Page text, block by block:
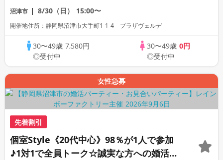
活パーティー
沼津市 8/30（日） 15:00〜
開催地住所：静岡県沼津市大手町1-1-4 プラザヴェルデ
30〜49歳 7,580円
◎受付中
30〜49歳 0円
◎受付中
女性急募
先着割引
個室Style《20代中心》98％が1人で参加
♪1対1で全員トーク☆誠実な方への婚活パ